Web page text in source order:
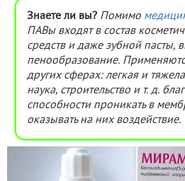
Знаете ли вы? Помимо
ПАВы входят в состав
средств и даже зубной пасты,
пенообразование.
других сферах: легкая и
наука, строительство и т. д.
способности проникать в
оказывать на них воздействие.